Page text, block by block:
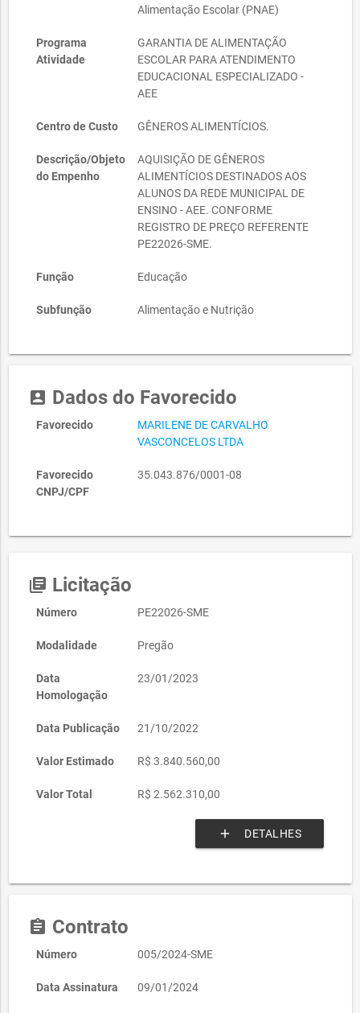
Alimentação Escolar (PNAE)
Programa
Atividade
GARANTIA DE ALIMENTAÇÃO
ESCOLAR PARA ATENDIMENTO
EDUCACIONAL ESPECIALIZADO -
AEE
Centro de Custo GÊNEROS ALIMENTÍCIOS.
Descrição/Objeto
do Empenho
AQUISIÇÃO DE GÊNEROS
ALIMENTÍCIOS DESTINADOS AOS
ALUNOS DA REDE MUNICIPAL DE
ENSINO - AEE. CONFORME
REGISTRO DE PREÇO REFERENTE
PE22026-SME.
Função Educação
Subfunção Alimentação e Nutrição
account_box Dados do Favorecido
Favorecido
MARILENE DE CARVALHO
VASCONCELOS LTDA
Favorecido
CNPJ/CPF
35.043.876/0001-08
library_books Licitação
Número PE22026-SME
Modalidade Pregão
Data
Homologação
23/01/2023
Data Publicação 21/10/2022
Valor Estimado R$ 3.840.560,00
Valor Total R$ 2.562.310,00
add DETALHES
assignment Contrato
Número 005/2024-SME
Data Assinatura 09/01/2024